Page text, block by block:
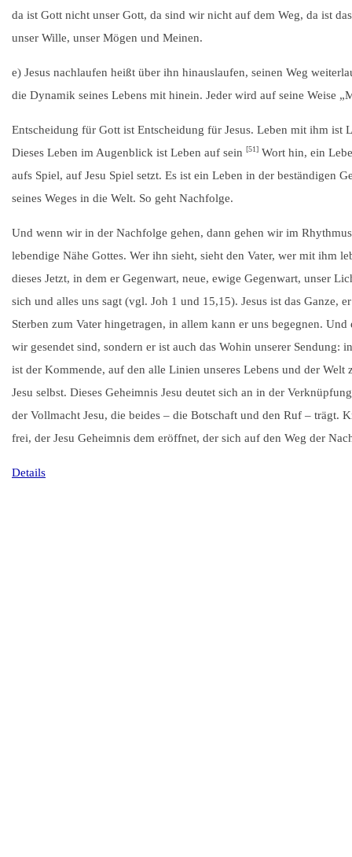
da ist Gott nicht unser Gott, da sind wir nicht auf dem Weg, da ist
unser Wille, unser Mögen und Meinen.
e) Jesus nachlaufen heißt über ihn hinauslaufen, seinen Weg
die Dynamik seines Lebens mit hinein. Jeder wird auf seine Weise
Entscheidung für Gott ist Entscheidung für Jesus. Leben mit ihm
Dieses Leben im Augenblick ist Leben auf sein [51] Wort hin, ein
aufs Spiel, auf Jesu Spiel setzt. Es ist ein Leben in der beständigen
seines Weges in die Welt. So geht Nachfolge.
Und wenn wir in der Nachfolge gehen, dann gehen wir im
lebendige Nähe Gottes. Wer ihn sieht, sieht den Vater, wer mit ihm
dieses Jetzt, in dem er Gegenwart, neue, ewige Gegenwart, unser
sich und alles uns sagt (vgl. Joh 1 und 15,15). Jesus ist das Ganze,
Sterben zum Vater hingetragen, in allem kann er uns begegnen.
wir gesendet sind, sondern er ist auch das Wohin unserer
ist der Kommende, auf den alle Linien unseres Lebens und der
Jesu selbst. Dieses Geheimnis Jesu deutet sich an in der
der Vollmacht Jesu, die beides – die Botschaft und den Ruf – trägt.
frei, der Jesu Geheimnis dem eröffnet, der sich auf den Weg der
Details